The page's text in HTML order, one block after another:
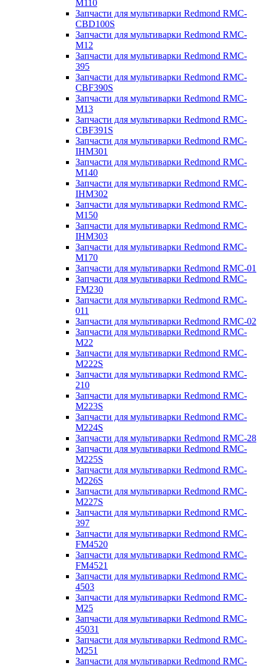
M110
Запчасти для мультиварки Redmond RMC-
CBD100S
Запчасти для мультиварки Redmond RMC-
M12
Запчасти для мультиварки Redmond RMC-
395
Запчасти для мультиварки Redmond RMC-
CBF390S
Запчасти для мультиварки Redmond RMC-
M13
Запчасти для мультиварки Redmond RMC-
CBF391S
Запчасти для мультиварки Redmond RMC-
IHM301
Запчасти для мультиварки Redmond RMC-
M140
Запчасти для мультиварки Redmond RMC-
IHM302
Запчасти для мультиварки Redmond RMC-
M150
Запчасти для мультиварки Redmond RMC-
IHM303
Запчасти для мультиварки Redmond RMC-
M170
Запчасти для мультиварки Redmond RMC-01
Запчасти для мультиварки Redmond RMC-
FM230
Запчасти для мультиварки Redmond RMC-
011
Запчасти для мультиварки Redmond RMC-02
Запчасти для мультиварки Redmond RMC-
M22
Запчасти для мультиварки Redmond RMC-
M222S
Запчасти для мультиварки Redmond RMC-
210
Запчасти для мультиварки Redmond RMC-
M223S
Запчасти для мультиварки Redmond RMC-
M224S
Запчасти для мультиварки Redmond RMC-28
Запчасти для мультиварки Redmond RMC-
M225S
Запчасти для мультиварки Redmond RMC-
M226S
Запчасти для мультиварки Redmond RMC-
M227S
Запчасти для мультиварки Redmond RMC-
397
Запчасти для мультиварки Redmond RMC-
FM4520
Запчасти для мультиварки Redmond RMC-
FM4521
Запчасти для мультиварки Redmond RMC-
4503
Запчасти для мультиварки Redmond RMC-
M25
Запчасти для мультиварки Redmond RMC-
45031
Запчасти для мультиварки Redmond RMC-
M251
Запчасти для мультиварки Redmond RMC-